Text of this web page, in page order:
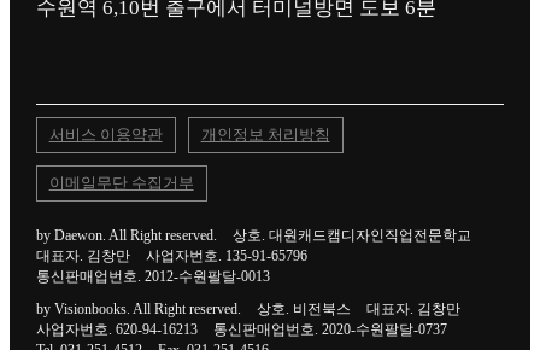
서비스 이용약관 개인정보 처리방침
이메일무단 수집거부
by Daewon. All Right reserved.
상호. 대원캐드캠디자인직업전문학교
대표자. 김창만
사업자번호. 135-91-65796
통신판매업번호. 2012-수원팔달-0013
by Visionbooks. All Right reserved. 상호. 비전북스
대표자. 김창만
사업자번호. 620-94-16213
통신판매업번호. 2020-수원팔달-0737